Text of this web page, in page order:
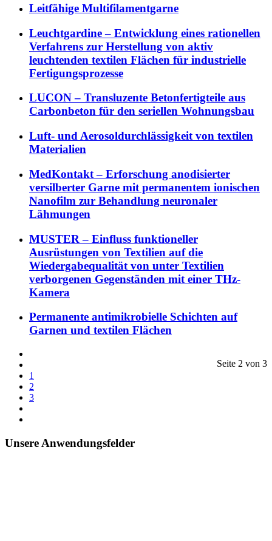
Leitfähige Multifilamentgarne
Leuchtgardine – Entwicklung eines rationellen
Verfahrens zur Herstellung von aktiv
leuchtenden textilen Flächen für industrielle
Fertigungsprozesse
LUCON – Transluzente Betonfertigteile aus
Carbonbeton für den seriellen Wohnungsbau
Luft- und Aerosoldurchlässigkeit von textilen
Materialien
MedKontakt – Erforschung anodisierter
versilberter Garne mit permanentem ionischen
Nanofilm zur Behandlung neuronaler
Lähmungen
MUSTER – Einfluss funktioneller
Ausrüstungen von Textilien auf die
Wiedergabequalität von unter Textilien
verborgenen Gegenständen mit einer THz-
Kamera
Permanente antimikrobielle Schichten auf
Garnen und textilen Flächen
Seite 2 von 3
1
2
3
Unsere Anwendungsfelder